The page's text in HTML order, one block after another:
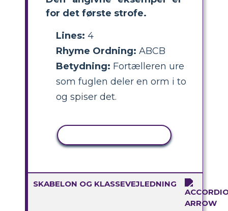
for det første strofe.
Lines: 4
Rhyme Ordning: ABCB
Betydning: Fortælleren ure
som fuglen deler en orm i to
og spiser det.
SKABELON OG KLASSEVEJLEDNING